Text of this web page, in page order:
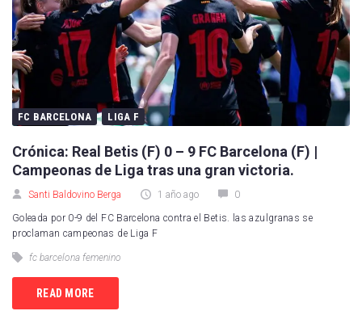
FC BARCELONA LIGA F
Crónica: Real Betis (F) 0 – 9 FC Barcelona (F) |
Campeonas de Liga tras una gran victoria.
Santi Baldovino Berga 1 año ago 0
Goleada por 0-9 del FC Barcelona contra el Betis. las azulgranas se
proclaman campeonas de Liga F
fc barcelona femenino
READ MORE